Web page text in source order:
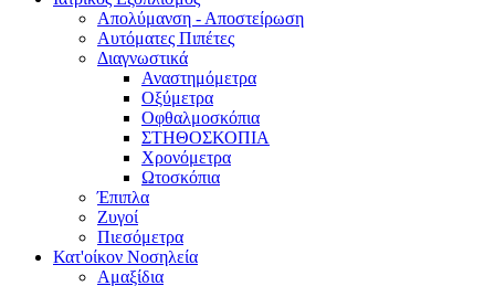
Απολύμανση - Αποστείρωση
Αυτόματες Πιπέτες
Διαγνωστικά
Αναστημόμετρα
Οξύμετρα
Οφθαλμοσκόπια
ΣΤΗΘΟΣΚΟΠΙΑ
Χρονόμετρα
Ωτοσκόπια
Έπιπλα
Ζυγοί
Πιεσόμετρα
Κατ'οίκον Νοσηλεία
Αμαξίδια